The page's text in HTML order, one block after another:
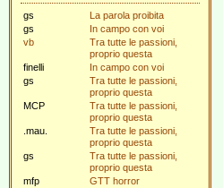
gs
La parola proibita
gs
In campo con voi
vb
Tra tutte le passioni,
proprio questa
finelli
In campo con voi
gs
Tra tutte le passioni,
proprio questa
MCP
Tra tutte le passioni,
proprio questa
.mau.
Tra tutte le passioni,
proprio questa
gs
Tra tutte le passioni,
proprio questa
mfp
GTT horror